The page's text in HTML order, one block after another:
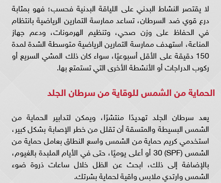
لا يقتصر النشاط البدني على اللياقة البدنية فحسب؛ فهو بمثابة
درع قوي ضد السرطان، تساعد ممارسة التمارين الرياضية بانتظام
في الحفاظ على وزن صحي، وتنظيم الهرمونات، ودعم جهاز
المناعة، استهدف ممارسة التمارين الرياضية متوسطة الشدة لمدة
150 دقيقة على الأقل أسبوعيًا، سواء كان ذلك المشي السريع أو
ركوب الدراجات أو الأنشطة الأخرى التي تستمتع بها.
الحماية من الشمس للوقاية من سرطان الجلد
يعد سرطان الجلد تهديدًا منتشرًا، ويمكن لتدابير الحماية من
الشمس البسيطة والمتسقة أن تقلل من خطر الإصابة بشكل كبير،
استخدمي كريم حماية من الشمس واسع النطاق بعامل حماية من
الشمس (SPF) 30 أو أعلى يوميًا، حتى في الأيام الملبدة بالغيوم،
بالإضافة إلى ذلك، ابحث عن الظل خلال ساعات ذروة ضوء
الشمس وارتدي ملابس واقية لحماية بشرتك.